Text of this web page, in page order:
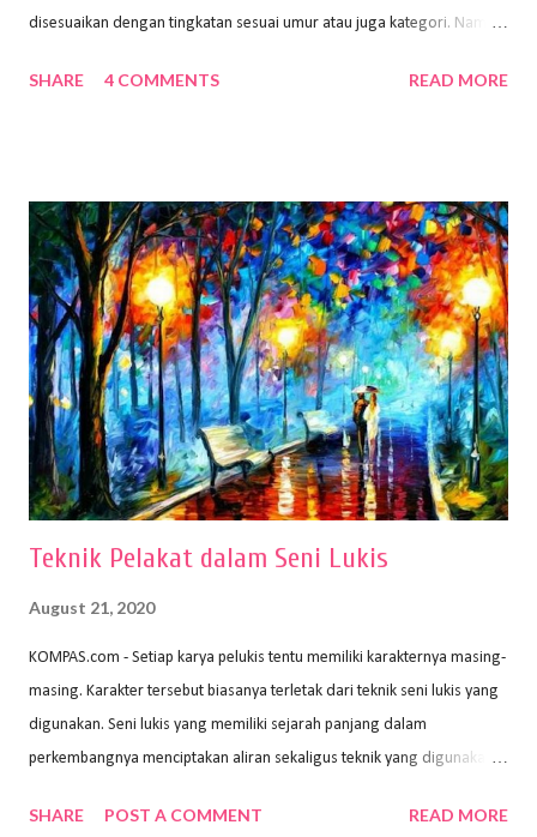
disesuaikan dengan tingkatan sesuai umur atau juga kategori. Namun,
sehingga hasilnya bisa dilihat. Peran alat dan bahan sangat
memiliki spesifikasi berbeda sesuai jenisnya. Berikut peralatan
menggambar bentuk: 1. Kertas Gambar Kegiatan menggambar
membutuhkan kertas yang baik agar proses pembuatan gambar lebih
nyaman dan maksimal. Bahan kertas yang baik salah satu syaratnya
adalah tidak mudah sobek, mengingat menggambar merupakan
proses menggores dan menghapus. Kertas adalah bahan yang paling
ideal digunakan untuk menggambar. Dalam menggambar
menggunakan pen...
SHARE 4 COMMENTS READ MORE
Teknik Pelakat dalam Seni Lukis
August 21, 2020
KOMPAS.com - Setiap karya pelukis tentu memiliki karakternya masing-
masing. Karakter tersebut biasanya terletak dari teknik seni lukis yang
digunakan. Seni lukis yang memiliki sejarah panjang dalam
perkembangnya menciptakan aliran sekaligus teknik yang digunakan.
Wayan Kun Adnyana, teknik yang berbeda tentunya akan
SHARE POST A COMMENT READ MORE